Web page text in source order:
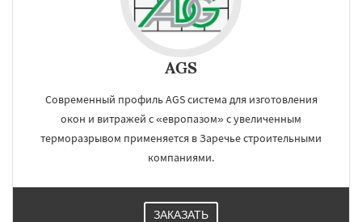
AGS
Современный профиль AGS система для изготовления
окон и витражей с «европазом» с увеличенным
терморазрывом применяется в Заречье строительными
компаниями.
ЗАКАЗАТЬ